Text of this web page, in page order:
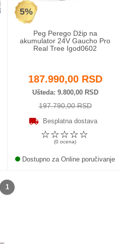
5%
Peg Perego Džip na
akumulator 24V Gaucho Pro
Real Tree Igod0602
187.990,00 RSD
Ušteda 9.800,00 RSD
197.790,00 RSD
Besplatna dostava
☆
☆
☆
☆
☆
(0 ocena)
Dostupno za Online poručivanje
1